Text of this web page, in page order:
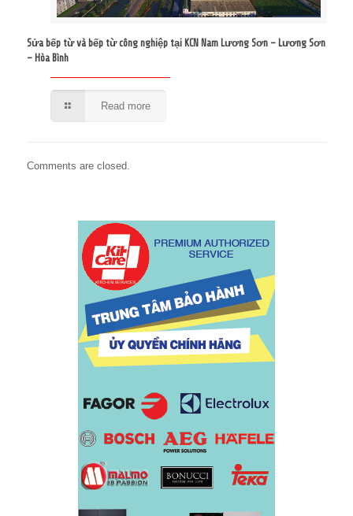
Sửa bếp từ và bếp từ công nghiệp tại KCN Nam Lương Sơn – Lương Sơn
– Hòa Bình
Read more
Comments are closed.